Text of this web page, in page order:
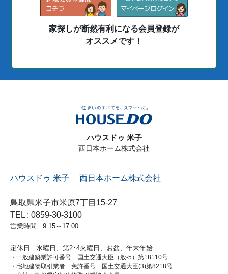
家探しが断然有利になる会員登録が
オススメです！
ハウスドゥ 米子
西日本ホーム株式会社
ハウスドゥ 米子 西日本ホーム株式会社
鳥取県米子市米原7丁目15-27
TEL : 0859-30-3100
営業時間 : 9:15～17:00
定休日 : 水曜日、第2･4火曜日、お盆、年末年始
・一般建築業許可番号 国土交通大臣（般-5）第18110号
・宅地建物取引業者 免許番号 国土交通大臣(3)第8218号